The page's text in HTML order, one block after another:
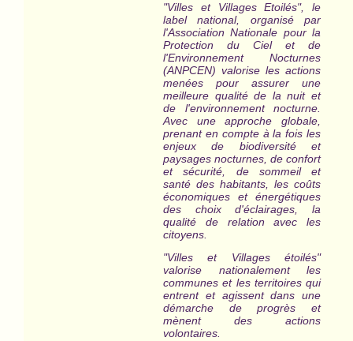
"Villes et Villages Etoilés", le
label national, organisé par
l'Association Nationale pour la
Protection du Ciel et de
l'Environnement Nocturnes
(ANPCEN) valorise les actions
menées pour assurer une
meilleure qualité de la nuit et
de l'environnement nocturne.
Avec une approche globale,
prenant en compte à la fois les
enjeux de biodiversité et
paysages nocturnes, de confort
et sécurité, de sommeil et
santé des habitants, les coûts
économiques et énergétiques
des choix d'éclairages, la
qualité de relation avec les
citoyens.
"Villes et Villages étoilés"
valorise nationalement les
communes et les territoires qui
entrent et agissent dans une
démarche de progrès et
mènent des actions
volontaires.